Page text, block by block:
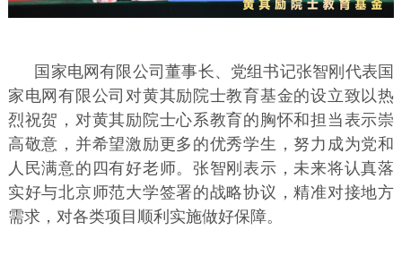
国家电网有限公司董事长、党组书记张智刚代表国
家电网有限公司对黄其励院士教育基金的设立致以热
烈祝贺，对黄其励院士心系教育的胸怀和担当表示崇
高敬意，并希望激励更多的优秀学生，努力成为党和
人民满意的四有好老师。张智刚表示，未来将认真落
实好与北京师范大学签署的战略协议，精准对接地方
需求，对各类项目顺利实施做好保障。